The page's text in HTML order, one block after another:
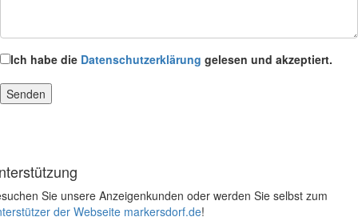
Ich habe die Datenschutzerklärung gelesen und akzeptiert.
Sie unsere Anzeigenkunden oder werden Sie selbst zum
der Webseite markersdorf.de!